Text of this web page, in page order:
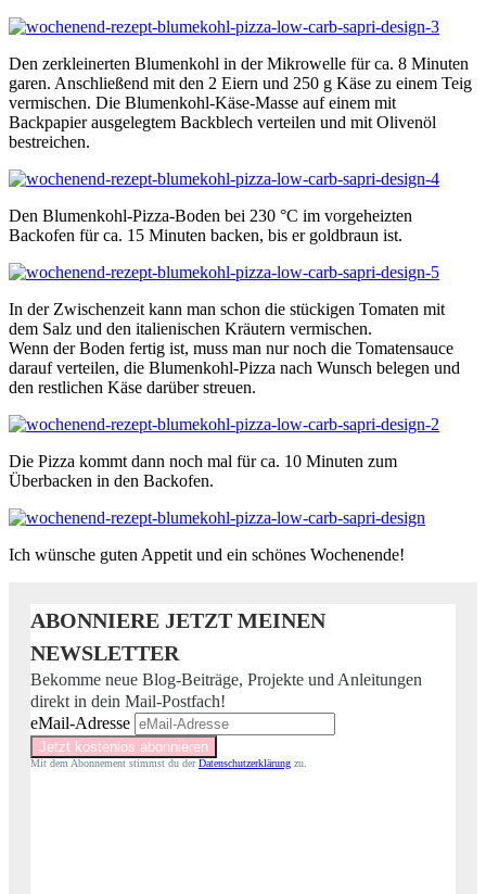
Den zerkleinerten Blumenkohl in der Mikrowelle für ca. 8 Minuten
garen. Anschließend mit den 2 Eiern und 250 g Käse zu einem Teig
vermischen. Die Blumenkohl-Käse-Masse auf einem mit
Backpapier ausgelegtem Backblech verteilen und mit Olivenöl
bestreichen.
Den Blumenkohl-Pizza-Boden bei 230 °C im vorgeheizten
Backofen für ca. 15 Minuten backen, bis er goldbraun ist.
In der Zwischenzeit kann man schon die stückigen Tomaten mit
dem Salz und den italienischen Kräutern vermischen.
Wenn der Boden fertig ist, muss man nur noch die Tomatensauce
darauf verteilen, die Blumenkohl-Pizza nach Wunsch belegen und
den restlichen Käse darüber streuen.
Die Pizza kommt dann noch mal für ca. 10 Minuten zum
Überbacken in den Backofen.
Ich wünsche guten Appetit und ein schönes Wochenende!
ABONNIERE JETZT MEINEN
NEWSLETTER
Bekomme neue Blog-Beiträge, Projekte und Anleitungen
direkt in dein Mail-Postfach!
eMail-Adresse
Mit dem Abonnement stimmst du derDatenschutzerklärung zu.